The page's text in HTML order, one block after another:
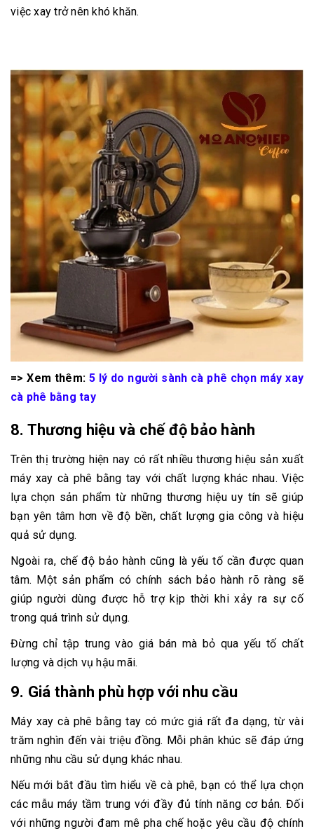
việc xay trở nên khó khăn.
=> Xem thêm: 5 lý do người sành cà phê chọn máy xay
cà phê bằng tay
8. Thương hiệu và chế độ bảo hành
Trên thị trường hiện nay có rất nhiều thương hiệu sản xuất
máy xay cà phê bằng tay với chất lượng khác nhau. Việc
lựa chọn sản phẩm từ những thương hiệu uy tín sẽ giúp
bạn yên tâm hơn về độ bền, chất lượng gia công và hiệu
quả sử dụng.
Ngoài ra, chế độ bảo hành cũng là yếu tố cần được quan
tâm. Một sản phẩm có chính sách bảo hành rõ ràng sẽ
giúp người dùng được hỗ trợ kịp thời khi xảy ra sự cố
trong quá trình sử dụng.
Đừng chỉ tập trung vào giá bán mà bỏ qua yếu tố chất
lượng và dịch vụ hậu mãi.
9. Giá thành phù hợp với nhu cầu
Máy xay cà phê bằng tay có mức giá rất đa dạng, từ vài
trăm nghìn đến vài triệu đồng. Mỗi phân khúc sẽ đáp ứng
những nhu cầu sử dụng khác nhau.
Nếu mới bắt đầu tìm hiểu về cà phê, bạn có thể lựa chọn
các mẫu máy tầm trung với đầy đủ tính năng cơ bản. Đối
với những người đam mê pha chế hoặc yêu cầu độ chính